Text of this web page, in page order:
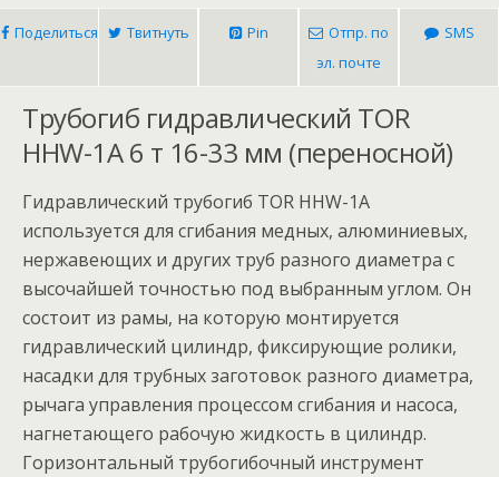
мм
(переносной)
Поделиться Твитнуть Pin
Отпр. по
эл. почте
SMS
Трубогиб гидравлический TOR
HHW-1A 6 т 16-33 мм (переносной)
Гидравлический трубогиб TOR HHW-1A
используется для сгибания медных, алюминиевых,
нержавеющих и других труб разного диаметра с
высочайшей точностью под выбранным углом. Он
состоит из рамы, на которую монтируется
гидравлический цилиндр, фиксирующие ролики,
насадки для трубных заготовок разного диаметра,
рычага управления процессом сгибания и насоса,
нагнетающего рабочую жидкость в цилиндр.
Горизонтальный трубогибочный инструмент